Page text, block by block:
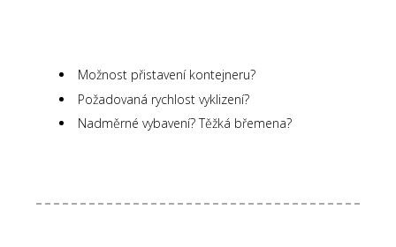
Možnost přistavení kontejneru?
Požadovaná rychlost vyklizení?
Nadměrné vybavení? Těžká břemena?